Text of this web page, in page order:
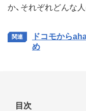
か、それぞれどんな
ドコモから
め
目次